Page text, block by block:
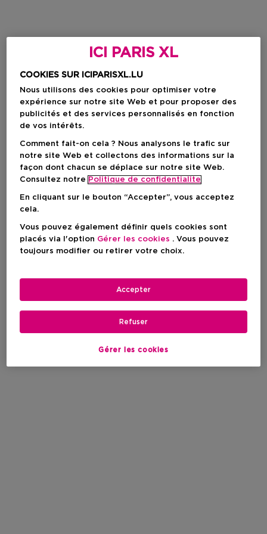
ICI PARIS XL
COOKIES SUR ICIPARISXL.LU
Nous utilisons des cookies pour optimiser votre
expérience sur notre site Web et pour proposer des
publicités et des services personnalisés en fonction
de vos intérêts.
Comment fait-on cela ? Nous analysons le trafic sur
notre site Web et collectons des informations sur la
façon dont chacun se déplace sur notre site Web.
Consultez notre Politique de confidentialite
En cliquant sur le bouton “Accepter”, vous acceptez
cela.
Vous pouvez également définir quels cookies sont
placés via l'option Gérer les cookies . Vous pouvez
toujours modifier ou retirer votre choix.
Gérer les cookies
Refuser
Accepter